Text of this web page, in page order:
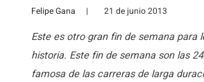
Felipe Gana | 21 de junio 2013
Este es otro gran fin de semana
historia. Este fin de semana son las
famosa de las carreras de larga